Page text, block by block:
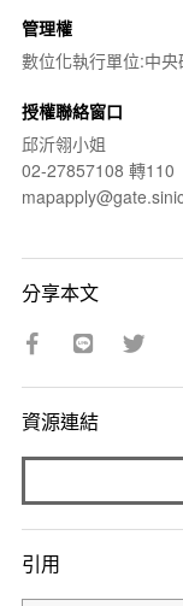
管理權
數位化執行單位:中
授權聯絡窗口
邱沂翎小姐
02-27857108 轉110
分享本文
資源連結
引用